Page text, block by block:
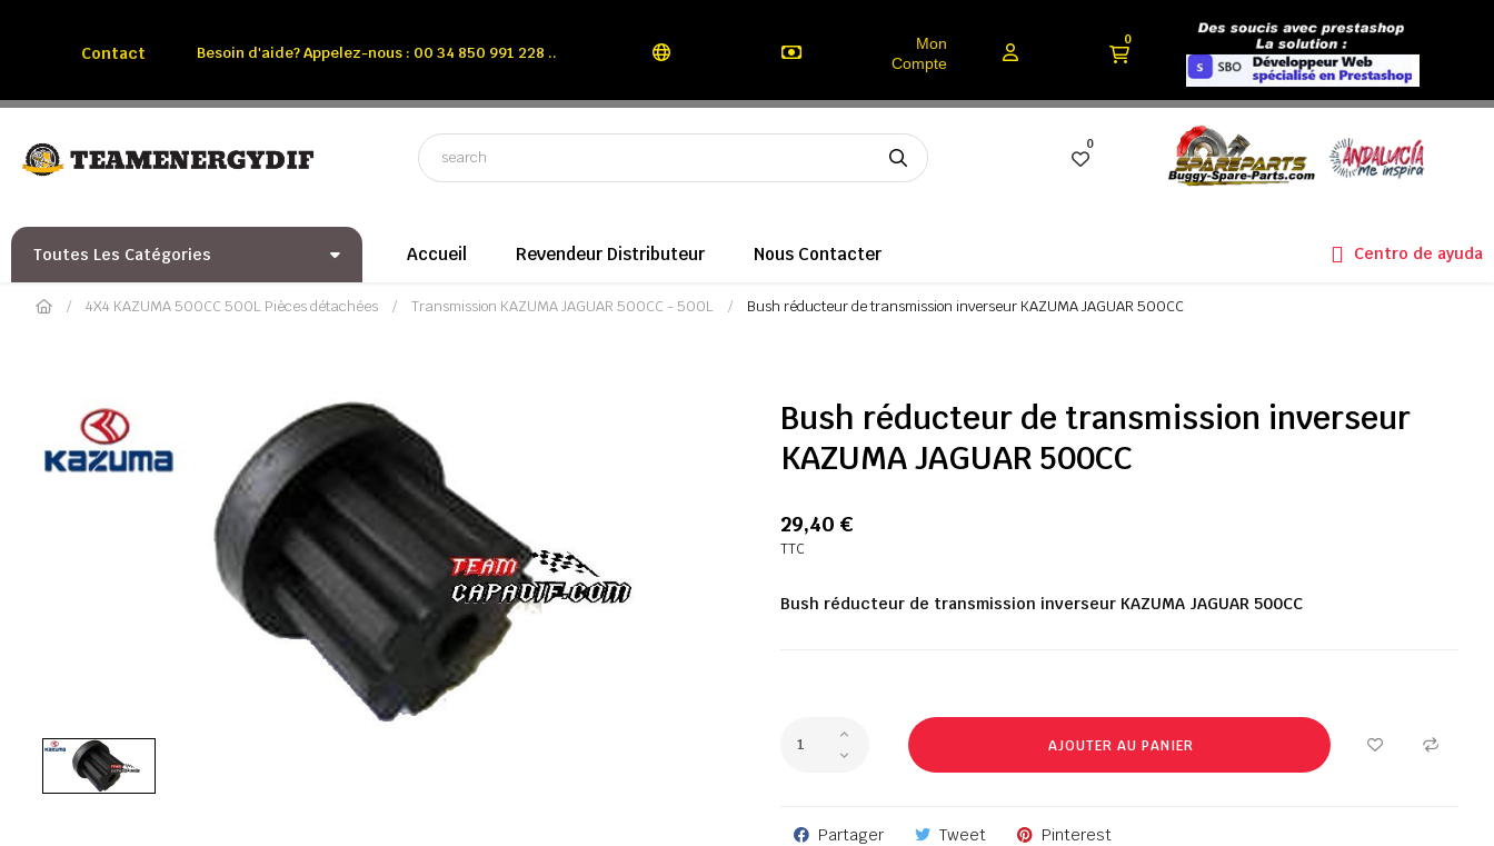
Contact Besoin d'aide? Appelez-nous : 00 34 850 991 228 ..
Mon
Compte
0
0
Toutes Les Catégories Accueil Revendeur Distributeur Nous Contacter Centro de ayuda
4X4 KAZUMA 500CC 500L Pièces détachées Transmission KAZUMA JAGUAR 500CC - 500L Bush réducteur de transmission inverseur KAZUMA JAGUAR 500CC
Bush réducteur de transmission inverseur
KAZUMA JAGUAR 500CC
29,40 €
TTC
Bush réducteur de transmission inverseur KAZUMA JAGUAR 500CC
AJOUTER AU PANIER
Partager Tweet Pinterest